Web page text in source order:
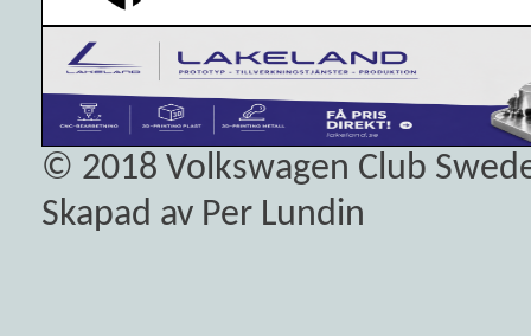
© 2018 Volkswagen Club
Skapad av Per Lundin